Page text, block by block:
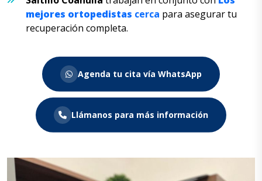
mejores ortopedistas cerca para asegurar tu
recuperación completa.
Agenda tu cita vía WhatsApp
Llámanos para más información